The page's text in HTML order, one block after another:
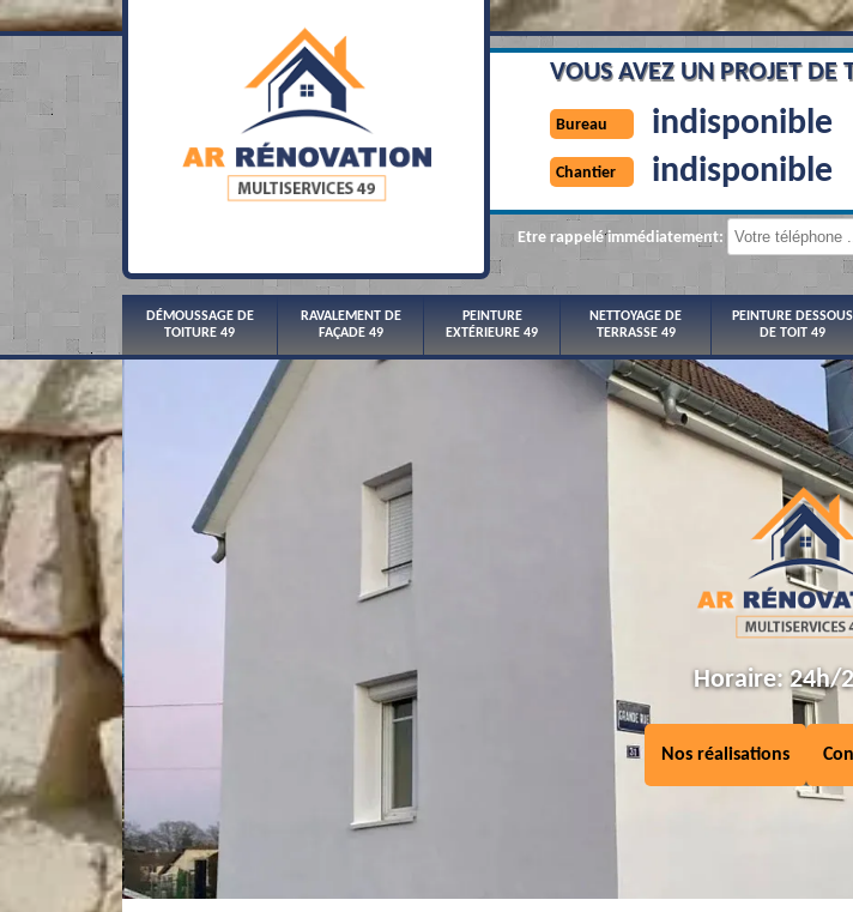
VOUS AVEZ UN PROJET DE
Bureau indisponible
Chantier indisponible
Etre rappelé immédiatement:
DÉMOUSSAGE DE
TOITURE 49
RAVALEMENT DE
FAÇADE 49
PEINTURE
EXTÉRIEURE 49
NETTOYAGE DE
TERRASSE 49
PEINTURE DESSOUS
DE TOIT 49
Horaire: 24h/
Nos réalisations